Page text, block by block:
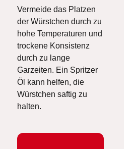
Vermeide das Platzen
der Würstchen durch zu
hohe Temperaturen und
trockene Konsistenz
durch zu lange
Garzeiten. Ein Spritzer
Öl kann helfen, die
Würstchen saftig zu
halten.